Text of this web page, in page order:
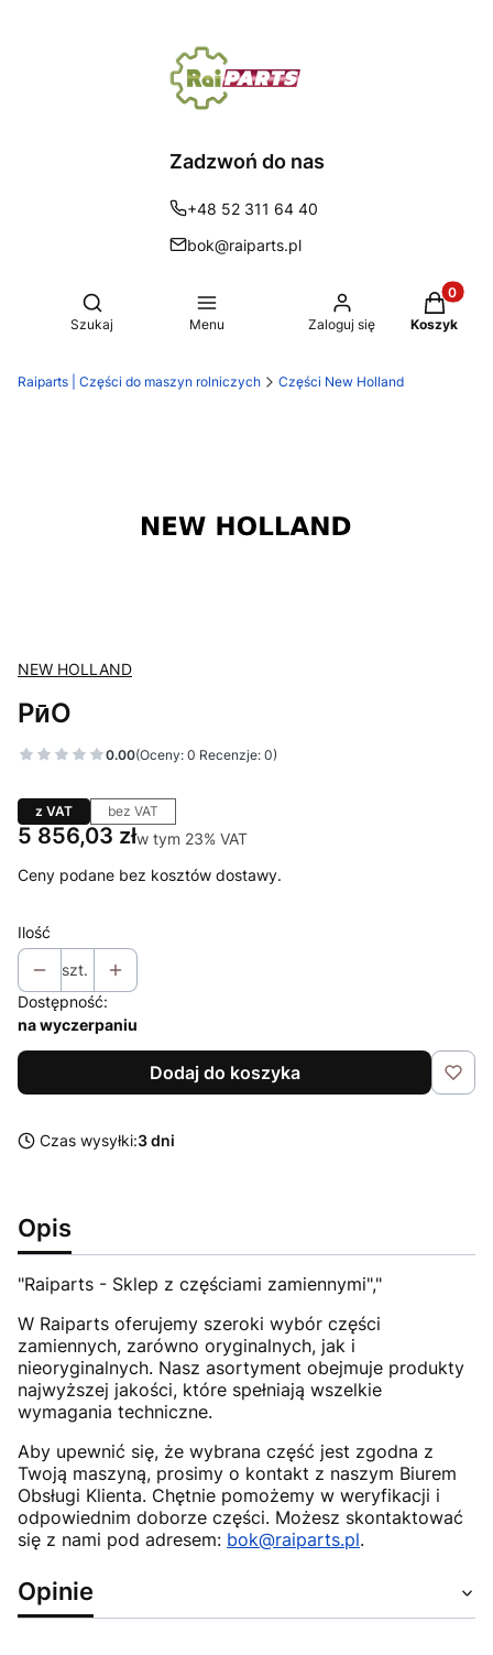
Zadzwoń do nas
+48 52 311 64 40
bok@raiparts.pl
Otwórz wyszukiwarkę
Szukaj Menu Zaloguj się Koszyk
Raiparts | Części do maszyn rolniczych Części New Holland
NEW HOLLAND
PӣO
0.00(Oceny: 0 Recenzje: 0)
z VAT bez VAT
Cena
5 856,03 złw tym 23% VAT
w tym 23% VAT
Ceny podane bez kosztów dostawy.
Ilość
szt.
Dostępność:
na wyczerpaniu
Dodaj do koszyka
Czas wysyłki:3 dni
Opis
"Raiparts - Sklep z częściami zamiennymi","
W Raiparts oferujemy szeroki wybór części
zamiennych, zarówno oryginalnych, jak i
nieoryginalnych. Nasz asortyment obejmuje produkty
najwyższej jakości, które spełniają wszelkie
wymagania techniczne.
Aby upewnić się, że wybrana część jest zgodna z
Twoją maszyną, prosimy o kontakt z naszym Biurem
Obsługi Klienta. Chętnie pomożemy w weryfikacji i
odpowiednim doborze części. Możesz skontaktować
się z nami pod adresem: bok@raiparts.pl.
Opinie